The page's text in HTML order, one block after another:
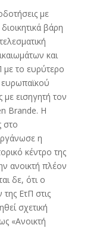
με
βάρη
και
το ευρύτερο
εισηγητή τον
Brande. Η
στο
η
κέντρο της
ανοικτή πλέον
δε, ότι ο
ΕτΠ στις
σχετική
«Ανοικτή